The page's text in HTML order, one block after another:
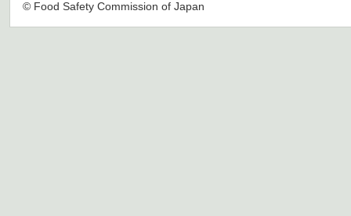
© Food Safety Commission of Japan